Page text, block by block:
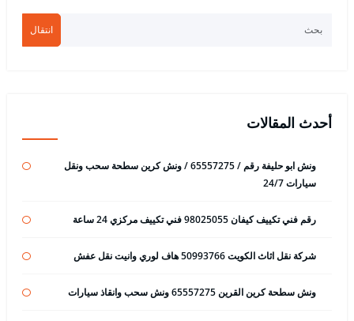
انتقال
أحدث المقالات
ونش ابو حليفة رقم / 65557275 / ونش كرين سطحة سحب ونقل
سيارات 24/7
رقم فني تكييف كيفان 98025055 فني تكييف مركزي 24 ساعة
شركة نقل اثاث الكويت 50993766 هاف لوري وانيت نقل عفش
ونش سطحة كرين القرين 65557275 ونش سحب وانقاذ سيارات